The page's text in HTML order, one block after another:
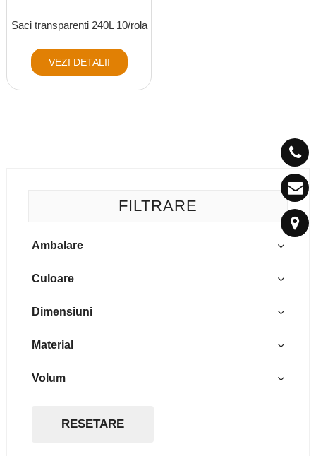
Saci transparenti 240L 10/rola
VEZI DETALII
FILTRARE
Ambalare
Culoare
transparent
Dimensiuni
Material
Volum
RESETARE